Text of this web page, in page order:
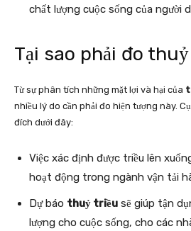
chất lượng cuộc sống của người
Tại sao phải đo
Từ sự phân tích những mặt lợi và hại của
nhiều lý do cần phải đo hiện tượng này.
đích dưới đây:
Việc xác định được triều lên
hoạt động trong ngành vận tải
Dự báo thuỷ triều sẽ giúp tận
lượng cho cuộc sống, cho các